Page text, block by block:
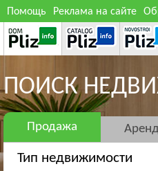
Помощь Реклама на сайте
ПОИСК
Продажа
Тип недвижимости